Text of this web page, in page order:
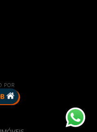
POR